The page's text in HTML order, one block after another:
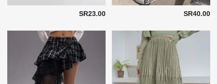
SR40.00
SR23.00